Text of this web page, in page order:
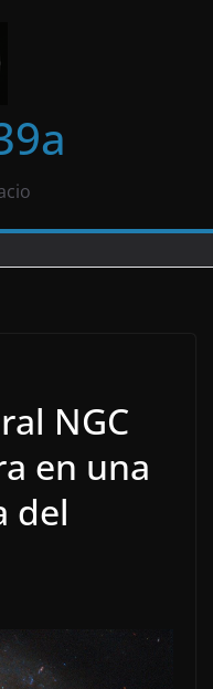
NGC
en una
del